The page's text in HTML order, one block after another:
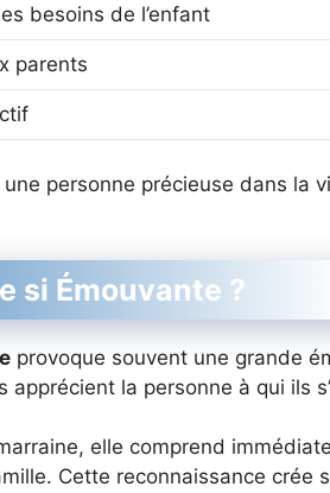
besoins de l’enfant
parents
personne précieuse dans la
si Émouvante ?
provoque souvent une grande
la personne à qui ils
elle comprend
Cette reconnaissance crée